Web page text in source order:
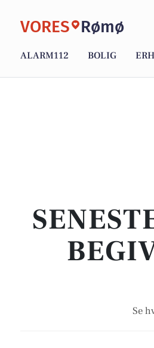
VORES Rømø
ALARM112 BOLIG
Se